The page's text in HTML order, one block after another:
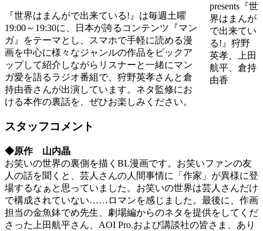
presents『世
界はまんが
で出来てい
る!』狩野
英孝、上田
航平、倉持
由香
『世界はまんがで出来ている!』は毎週土曜
19:00～19:30に、日本が誇るコンテンツ『マン
ガ』をテーマとし、スマホで手軽に読める漫
画を中心に様々なジャンルの作品をピックア
ップして紹介しながらリスナーと一緒にマン
ガ愛を語るラジオ番組で、狩野英孝さんと倉
持由香さんが出演しています。ネタ監修にお
ける本作の裏話を、ぜひお楽しみください。
スタッフコメント
◆原作 山内晶
お笑いの世界の裏側を描くBL漫画です。お笑いファンの友
人の話を聞くと、芸人さんの人間事情に「作家」が異様に登
場するなぁと思っていました。お笑いの世界は芸人さんだけ
で構成されていない……ロマンを感じました。最後に、作画
担当の金魚鉢でめ先生、劇場編からのネタを提供をしてくだ
さった上田航平さん、AOI Pro.および講談社の皆さま、あり